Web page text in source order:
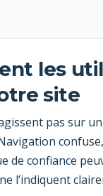
les
site
pas sur
de confiance
l’indiquent